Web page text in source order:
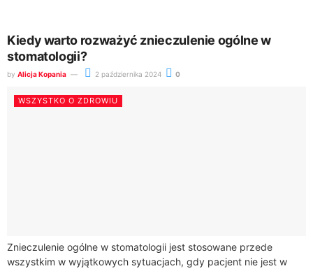
Kiedy warto rozważyć znieczulenie ogólne w
stomatologii?
by Alicja Kopania 2 października 2024 0
WSZYSTKO O ZDROWIU
Znieczulenie ogólne w stomatologii jest stosowane przede
wszystkim w wyjątkowych sytuacjach, gdy pacjent nie jest w